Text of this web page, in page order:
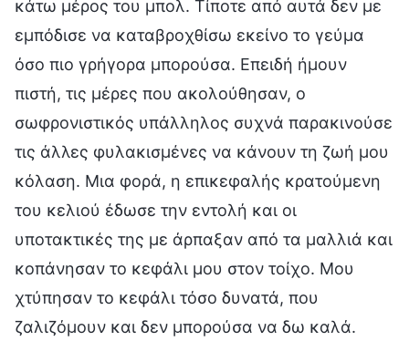
κάτω μέρος του μπολ. Τίποτε από αυτά δεν με
εμπόδισε να καταβροχθίσω εκείνο το γεύμα
όσο πιο γρήγορα μπορούσα. Επειδή ήμουν
πιστή, τις μέρες που ακολούθησαν, ο
σωφρονιστικός υπάλληλος συχνά παρακινούσε
τις άλλες φυλακισμένες να κάνουν τη ζωή μου
κόλαση. Μια φορά, η επικεφαλής κρατούμενη
του κελιού έδωσε την εντολή και οι
υποτακτικές της με άρπαξαν από τα μαλλιά και
κοπάνησαν το κεφάλι μου στον τοίχο. Μου
χτύπησαν το κεφάλι τόσο δυνατά, που
ζαλιζόμουν και δεν μπορούσα να δω καλά.